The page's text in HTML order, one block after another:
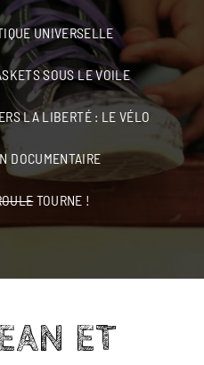
UNIVERSELLE
SOUS LE VOILE
LA LIBERTÉ : LE VÉLO
DOCUMENTAIRE
TOURNE !
ET